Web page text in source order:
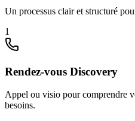
Un processus clair et structuré
1
Rendez-vous Discovery
Appel ou visio pour comprendre
besoins.